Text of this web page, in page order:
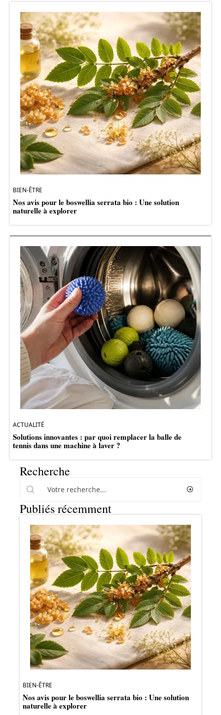
BIEN-ÊTRE
Nos avis pour le boswellia serrata bio : Une solution
naturelle à explorer
ACTUALITÉ
Solutions innovantes : par quoi remplacer la balle de
tennis dans une machine à laver ?
Recherche
Publiés récemment
BIEN-ÊTRE
Nos avis pour le boswellia serrata bio : Une solution
naturelle à explorer